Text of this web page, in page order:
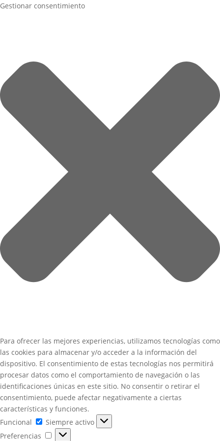
Gestionar consentimiento
Para ofrecer las mejores experiencias, utilizamos tecnologías como
las cookies para almacenar y/o acceder a la información del
dispositivo. El consentimiento de estas tecnologías nos permitirá
procesar datos como el comportamiento de navegación o las
identificaciones únicas en este sitio. No consentir o retirar el
consentimiento, puede afectar negativamente a ciertas
características y funciones.
Funcional
Funcional
Siempre activo
Preferencias
Preferencias